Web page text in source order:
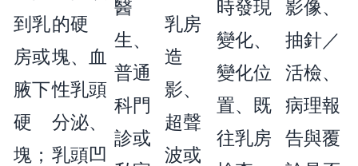
到乳
房或
腋下
硬
塊；
的硬
塊、血
性乳頭
分泌、
乳頭凹
醫
生、
普通
科門
診或
乳房
造
影、
超聲
波或
時發現
變化、
變化位
置、既
往乳房
影像、
抽針／
活檢、
病理報
告與覆